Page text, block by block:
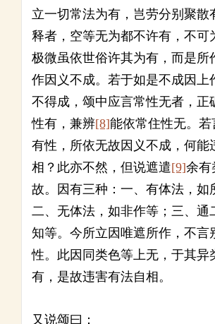
立一切常法为有，岂劳分别聚散
释者，空等无为都不许有，不可
极微虽依世俗许其为有，而是所
作因义不成。若于如是不成因上
不得成，颂中应言常性无者，正
性有，兼辨[8]能依常住性无。若
有性，所依无故因义不成，何能
相？此亦不然，但说遮遣[9]余有
故。因有三种：一、有体法，如
二、无体法，如非作等；三、通
知等。今所立因唯遮所作，不言
性。此因同类色等上无，于其异
有，是故违害有法自相。
又说颂曰：